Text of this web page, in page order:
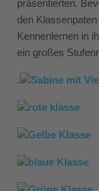
präsentierten.
den
Kennenlernen in
ein großes
.